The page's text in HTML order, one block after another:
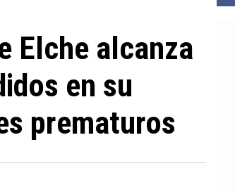
Elche alcanza
en su
prematuros